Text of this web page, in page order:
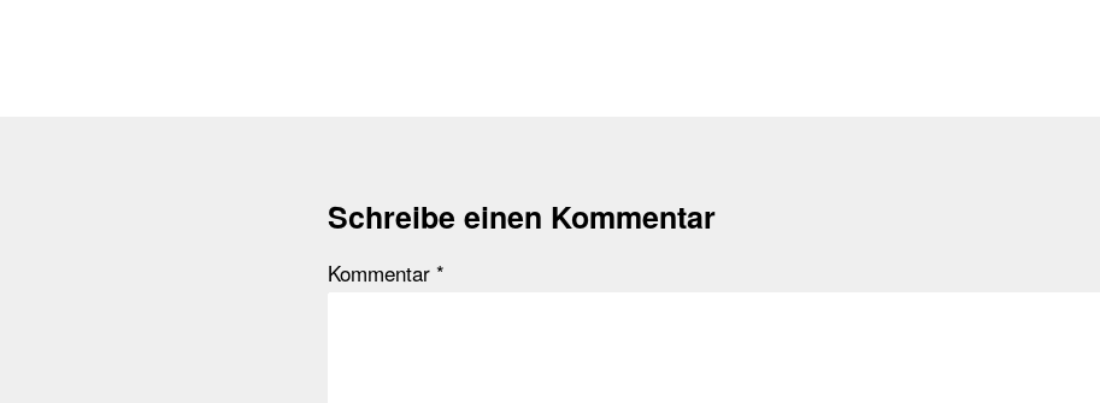
Schreibe einen Kommentar
Kommentar *